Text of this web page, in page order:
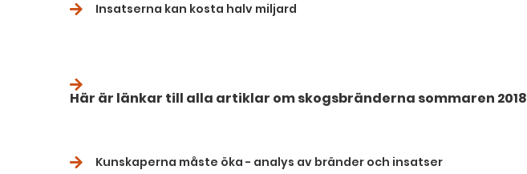
Insatserna kan kosta halv miljard
Här är länkar till alla artiklar om skogsbränderna sommaren 2018
Kunskaperna måste öka - analys av bränder och insatser